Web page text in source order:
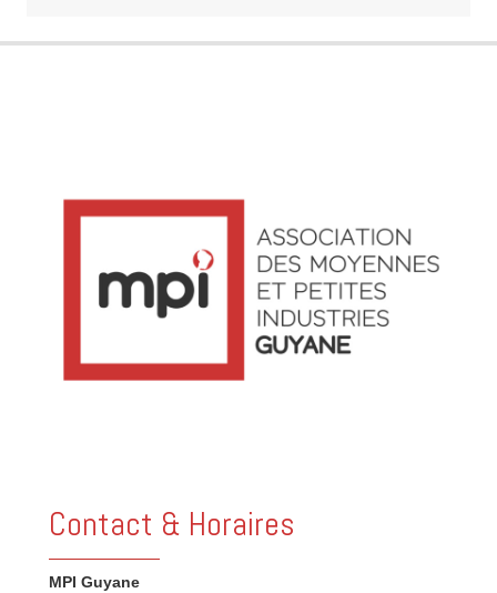
Contact & Horaires
MPI Guyane